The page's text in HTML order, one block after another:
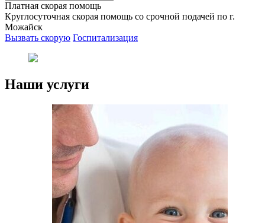
Платная скорая помощь
Круглосуточная скорая помощь со срочной подачей по г.
Можайск
Вызвать скорую Госпитализация
Наши услуги